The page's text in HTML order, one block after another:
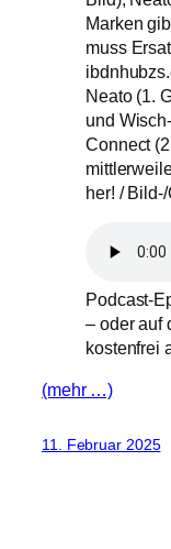
Neato (1.
und
Connect
her! /
Podcast-
– oder auf
kostenfrei
(mehr …)
11. Februar 2025